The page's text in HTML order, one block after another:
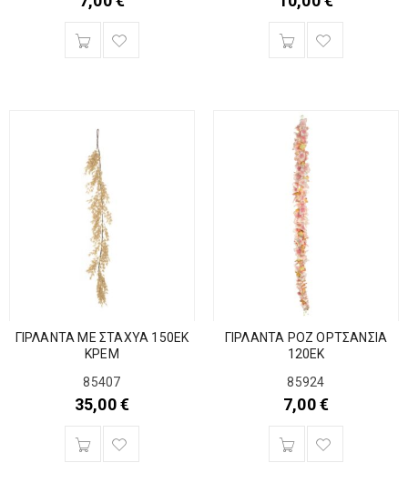
ΓΙΡΛΑΝΤΑ ΜΕ ΣΤΑΧΥΑ 150ΕΚ
ΚΡΕΜ
85407
35,00€
ΓΙΡΛΑΝΤΑ ΡΟΖ ΟΡΤΣΑΝΣΙΑ
120ΕΚ
85924
7,00€